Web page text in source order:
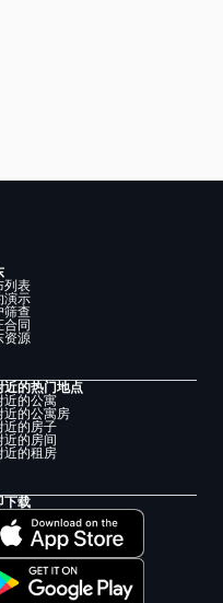
列表
演示
筛查
合同
资源
近的热门地点
近的公寓
近的公寓房
近的房子
近的房间
近的租房
下载